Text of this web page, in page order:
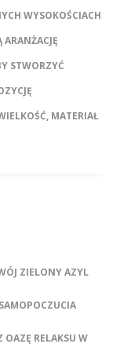
WYSOKOŚCIACH
STWORZYĆ
MATERIAŁ
ZIELONY AZYL
RELAKSU W